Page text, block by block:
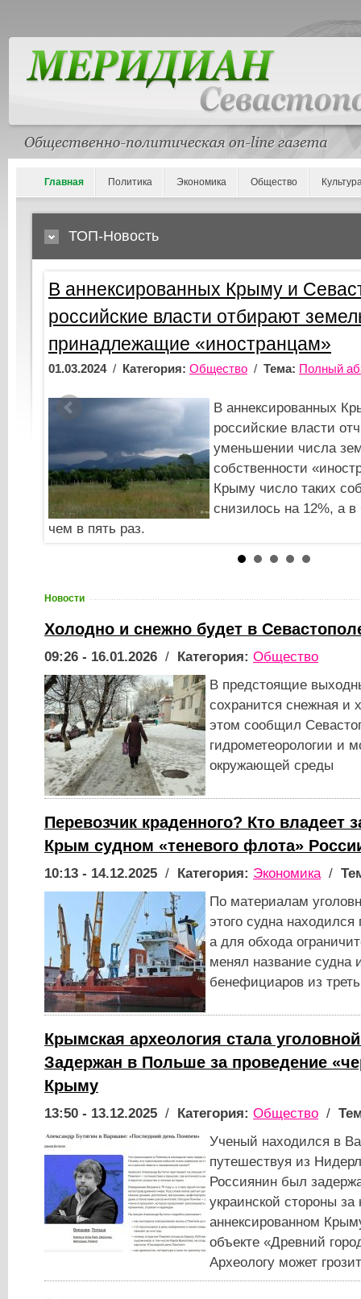
Главная Политика Экономика Общество
ТОП-Новость
участки,
и Севастополе
участков в
При этом в
Севастополе – более
В Крыму российские
биометрические
систему ЕБС
07.02.2024/Категория: Общество
Эти
будет
Новости
Холодно и снежно будет в
09:26 - 16.01.2026 / Категория: Общество
В предстоящие
сохранится снежная и
этом сообщил
гидрометеорологии и
окружающей среды
Перевозчик краденного? Кто владеет
Крым судном «теневого флота»
10:13 - 14.12.2025 / Категория: Экономика/
По материалам
этого судна
а для обхода
менял название
бенефициаров из
Крымская археология стала
Задержан в Польше за проведение
Крыму
13:50 - 13.12.2025 / Категория: Общество /
Ученый находился в
путешествуя из
Россиянин был
украинской стороны за
аннексированном
объекте «Древний
Археологу может